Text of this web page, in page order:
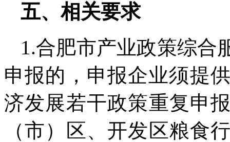
五、相关要求
1.合肥市产业政策综合
申报的，申报企业须提
济发展若干政策重复申
（市）区、开发区粮食